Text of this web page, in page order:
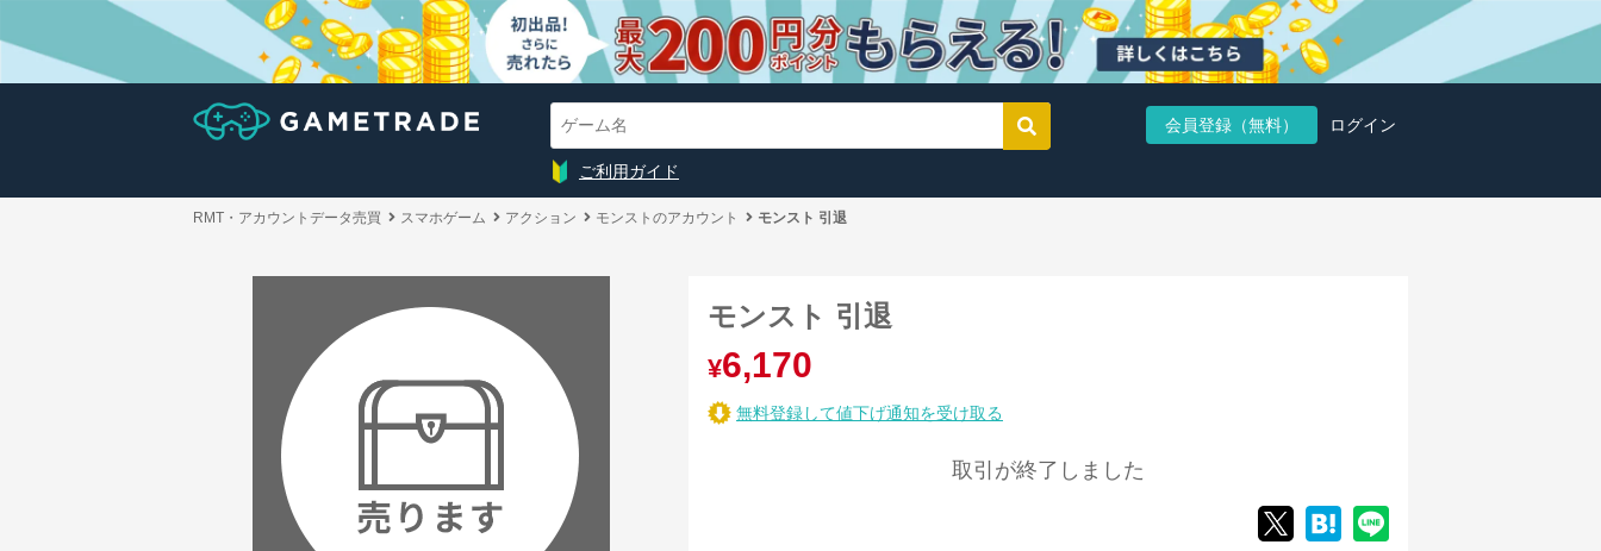
会員登録（無料） ログイン
ご利用ガイド
RMT・アカウントデータ売買 スマホゲーム アクション モンストのアカウント モンスト 引退
モンスト 引退
¥6,170
無料登録して値下げ通知を受け取る
取引が終了しました